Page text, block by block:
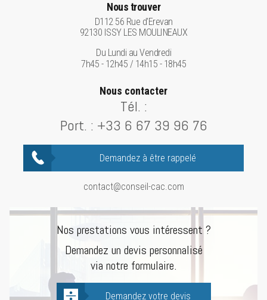
Nous trouver
D112 56 Rue d'Erevan
92130 ISSY LES MOULINEAUX
Du Lundi au Vendredi
7h45 - 12h45 / 14h15 - 18h45
Nous contacter
Tél. :
Port. : +33 6 67 39 96 76
Demandez à être rappelé
contact@conseil-cac.com
Nos prestations vous intéressent ?
Demandez un devis personnalisé
via notre formulaire.
Demandez votre devis